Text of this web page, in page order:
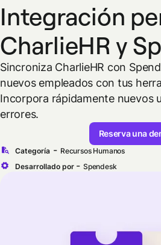
Integración
CharlieHR y
Sincroniza CharlieHR con
nuevos empleados con tus
Incorpora rápidamente nuevos
errores.
Reserva una
Categoría - Recursos Humanos
Desarrollado por - Spendesk